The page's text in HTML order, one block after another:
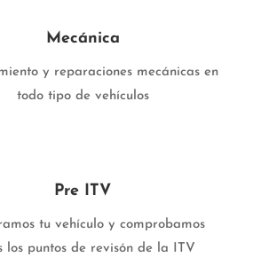
Mecánica
y reparaciones mecánicas en
todo tipo de vehículos
Pre ITV
tu vehículo y comprobamos
los puntos de revisón de la ITV